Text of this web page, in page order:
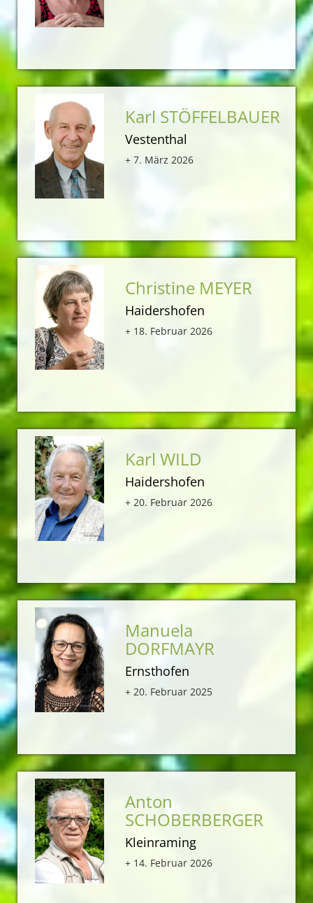
Karl STÖFFELBAUER
Vestenthal
+ 7. März 2026
Christine MEYER
Haidershofen
+ 18. Februar 2026
Karl WILD
Haidershofen
+ 20. Februar 2026
Manuela
DORFMAYR
Ernsthofen
+ 20. Februar 2025
Anton
SCHOBERBERGER
Kleinraming
+ 14. Februar 2026